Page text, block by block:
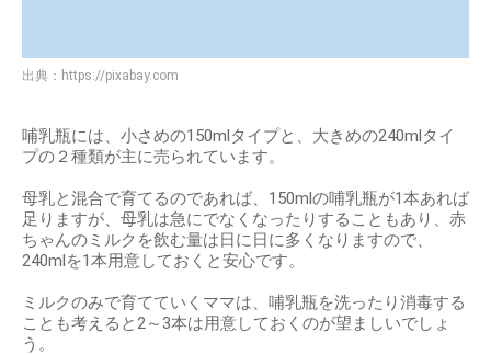
出典： https://pixabay.com
哺乳瓶には、小さめの150mlタイプと、大きめの240mlタイ
プの２種類が主に売られています。
母乳と混合で育てるのであれば、150mlの哺乳瓶が1本あれば
足りますが、母乳は急にでなくなったりすることもあり、赤
ちゃんのミルクを飲む量は日に日に多くなりますので、
240mlを1本用意しておくと安心です。
ミルクのみで育てていくママは、哺乳瓶を洗ったり消毒する
ことも考えると2～3本は用意しておくのが望ましいでしょ
う。